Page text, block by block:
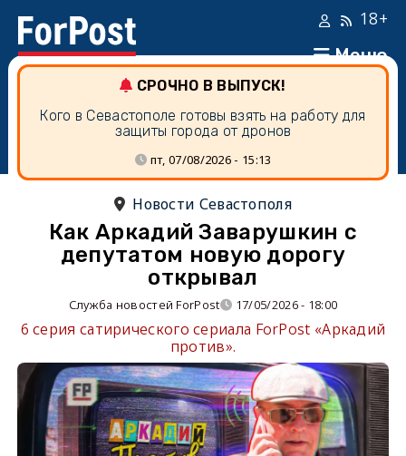
Меню
18+
СРОЧНО В ВЫПУСК!
Кого в Севастополе готовы взять на работу для
защиты города от дронов
пт, 07/08/2026 - 15:13
Новости Севастополя
Как Аркадий Заварушкин с
депутатом новую дорогу
открывал
Служба новостей ForPost 17/05/2026 - 18:00
6 серия сатирического сериала ForPost «Аркадий
против».